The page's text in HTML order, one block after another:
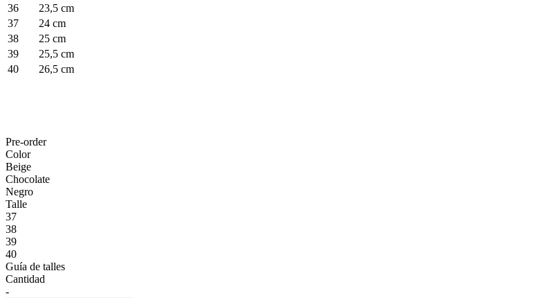
36
23,5 cm
37
24 cm
38
25 cm
39
25,5 cm
40
26,5 cm
Pre-order
Color
Beige
Chocolate
Negro
Talle
37
38
39
40
Guía de talles
Cantidad
-